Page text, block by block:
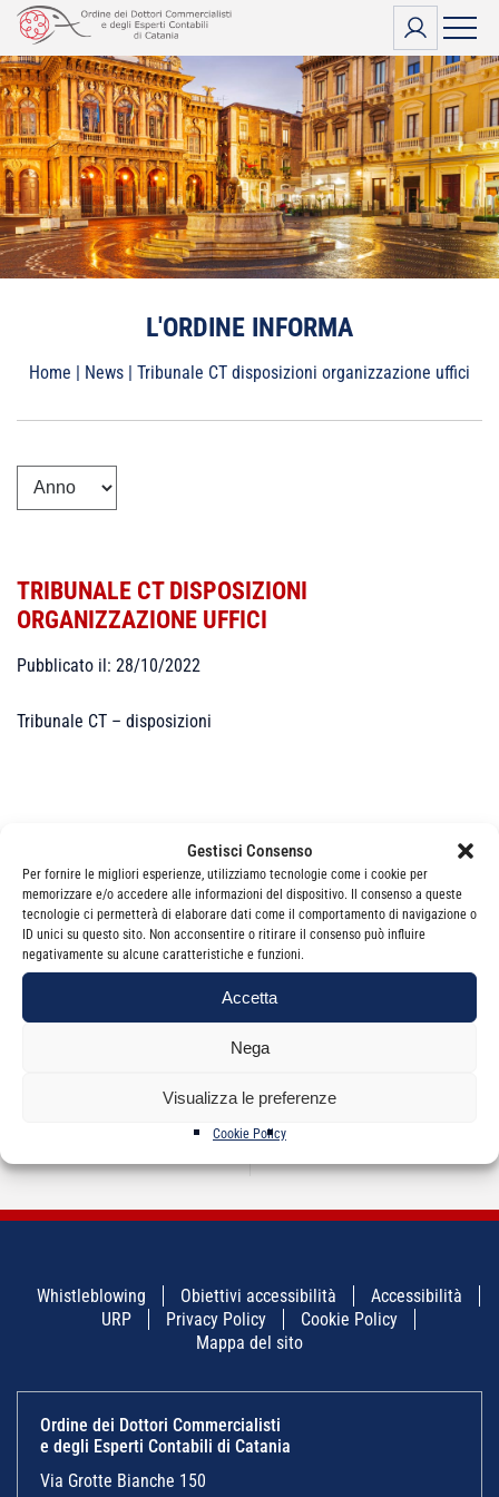
Gestisci Consenso
Per fornire le migliori esperienze, utilizziamo tecnologie come i cookie per
memorizzare e/o accedere alle informazioni del dispositivo. Il consenso a queste
tecnologie ci permetterà di elaborare dati come il comportamento di navigazione o
ID unici su questo sito. Non acconsentire o ritirare il consenso può influire
negativamente su alcune caratteristiche e funzioni.
Accetta
Nega
Visualizza le preferenze
Cookie Policy
Vai
contenuto
L'ORDINE INFORMA
Home | News | Tribunale CT disposizioni organizzazione uffici
TRIBUNALE CT DISPOSIZIONI
ORGANIZZAZIONE UFFICI
Pubblicato il: 28/10/2022
Tribunale CT – disposizioni
CategorieNews
Commissioni Studio
SAF – corsi di Alta
Whistleblowing Obiettivi accessibilità
Accessibilità
URP
Privacy Policy
Cookie Policy
Mappa del sito
Ordine dei Dottori Commercialisti
e degli Esperti Contabili di Catania
Via Grotte Bianche 150